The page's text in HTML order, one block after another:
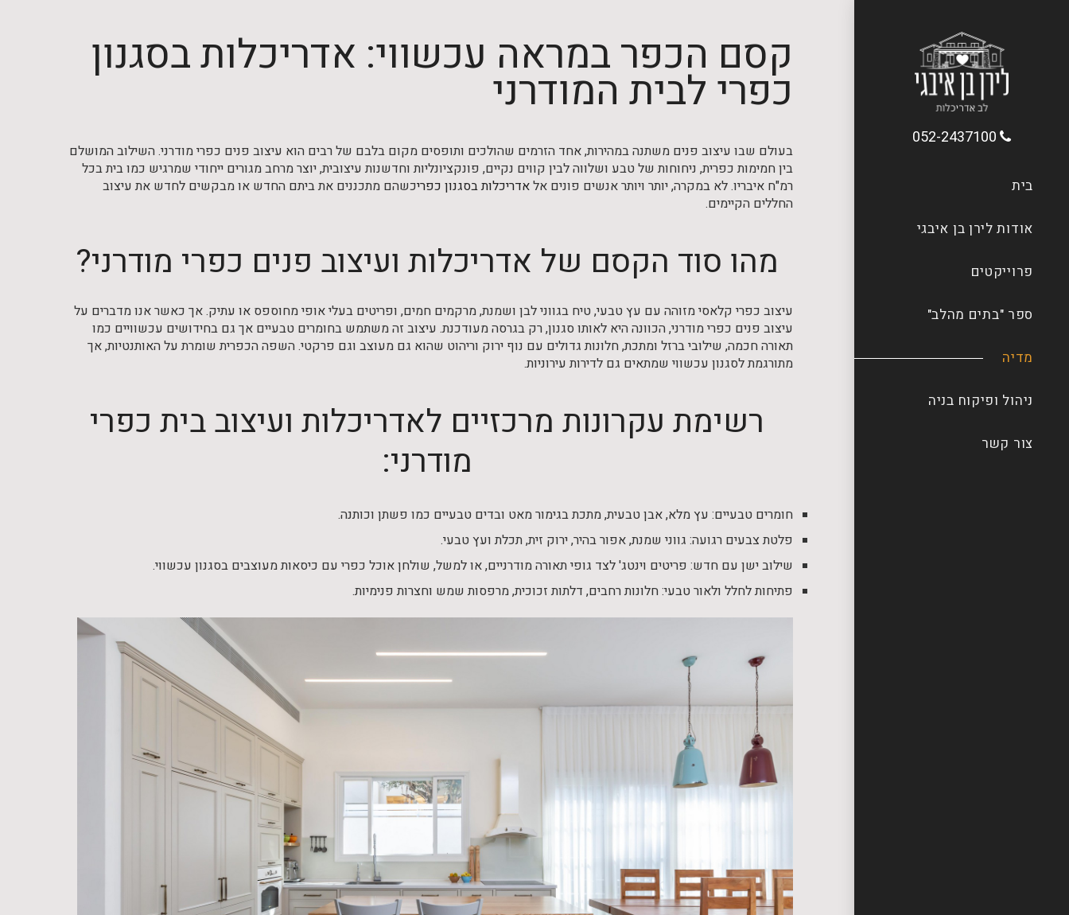
בית
אודות לירן בן איבגי
פרוייקטים
ספר "בתים מהלב"
מדיה
ניהול ופיקוח בניה
צור קשר
קסם הכפר במראה עכשווי: אדריכלות בסגנון
כפרי לבית המודרני
בעולם שבו עיצוב פנים משתנה במהירות, אחד הזרמים שהולכים ותופסים מקום בלבם של רבים הוא עיצוב פנים כפרי מודרני. השילוב המושלם
בין חמימות כפרית, ניחוחות של טבע ושלווה לבין קווים נקיים, פונקציונליות וחדשנות עיצובית, יוצר מרחב מגורים ייחודי שמרגיש כמו בית בכל
רמ"ח איבריו. לא במקרה, יותר ויותר אנשים פונים אלאדריכלות בסגנון כפריכשהם מתכננים את ביתם החדש או מבקשים לחדש את עיצוב
החללים הקיימים.
מהו סוד הקסם של אדריכלות ועיצוב פנים כפרי מודרני?
עיצוב כפרי קלאסי מזוהה עם עץ טבעי, טיח בגווני לבן ושמנת, מרקמים חמים, ופריטים בעלי אופי מחוספס או עתיק. אך כאשר אנו מדברים על
עיצוב פנים כפרי מודרני, הכוונה היא לאותו סגנון, רק בגרסה מעודכנת. עיצוב זה משתמש בחומרים טבעיים אך גם בחידושים עכשוויים כמו
תאורה חכמה, שילובי ברזל ומתכת, חלונות גדולים עם נוף ירוק וריהוט שהוא גם מעוצב וגם פרקטי. השפה הכפרית שומרת על האותנטיות, אך
מתורגמת לסגנון עכשווי שמתאים גם לדירות עירוניות.
רשימת עקרונות מרכזיים לאדריכלות ועיצוב בית כפרי
מודרני:
חומרים טבעיים: עץ מלא, אבן טבעית, מתכת בגימור מאט ובדים טבעיים כמו פשתן וכותנה.
פלטת צבעים רגועה: גווני שמנת, אפור בהיר, ירוק זית, תכלת ועץ טבעי.
שילוב ישן עם חדש: פריטים וינטג' לצד גופי תאורה מודרניים, או למשל, שולחן אוכל כפרי עם כיסאות מעוצבים בסגנון עכשווי.
פתיחות לחלל ולאור טבעי: חלונות רחבים, דלתות זכוכית, מרפסות שמש וחצרות פנימיות.